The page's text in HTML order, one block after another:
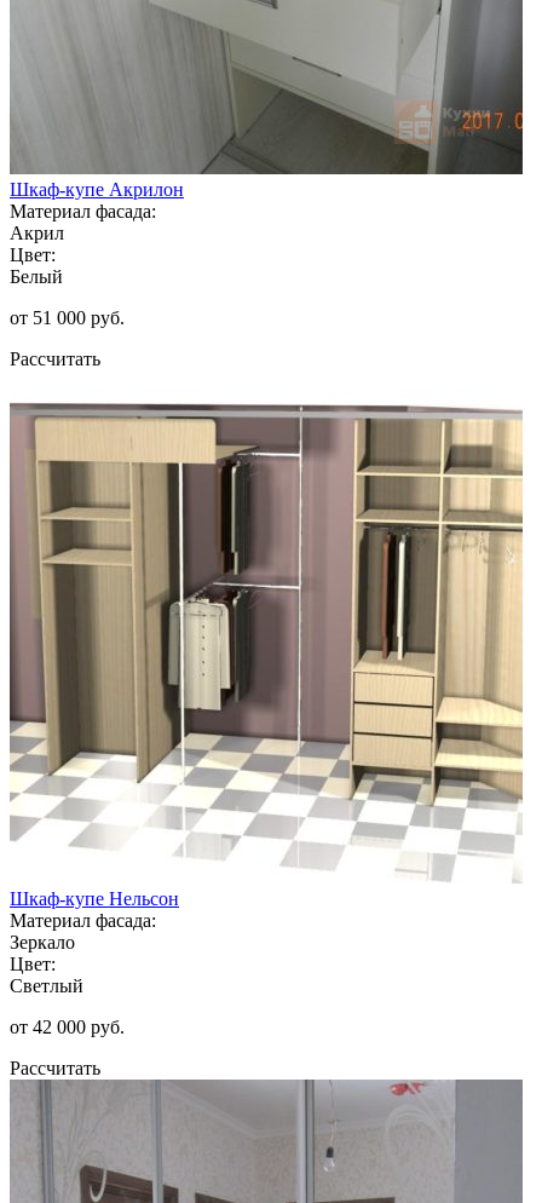
Шкаф-купе Акрилон
Материал фасада:
Акрил
Цвет:
Белый
от 51 000 руб.
Рассчитать
Шкаф-купе Нельсон
Материал фасада:
Зеркало
Цвет:
Светлый
от 42 000 руб.
Рассчитать